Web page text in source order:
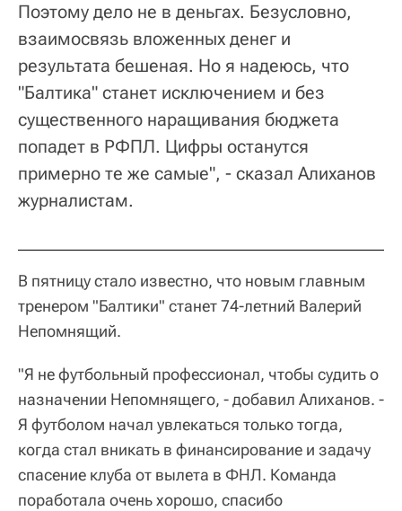
Поэтому дело не в деньгах. Безусловно,
взаимосвязь вложенных денег и
результата бешеная. Но я надеюсь, что
"Балтика" станет исключением и без
существенного наращивания бюджета
попадет в РФПЛ. Цифры останутся
примерно те же самые", - сказал Алиханов
журналистам.
В пятницу стало известно, что новым главным
тренером "Балтики" станет 74-летний Валерий
Непомнящий.
"Я не футбольный профессионал, чтобы судить о
назначении Непомнящего, - добавил Алиханов. -
Я футболом начал увлекаться только тогда,
когда стал вникать в финансирование и задачу
спасение клуба от вылета в ФНЛ. Команда
поработала очень хорошо, спасибо